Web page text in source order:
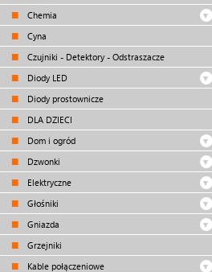
Chemia
Cyna
Czujniki - Detektory - Odstraszacze
Diody LED
Diody prostownicze
DLA DZIECI
Dom i ogród
Dzwonki
Elektryczne
Głośniki
Gniazda
Grzejniki
Kable połączeniowe